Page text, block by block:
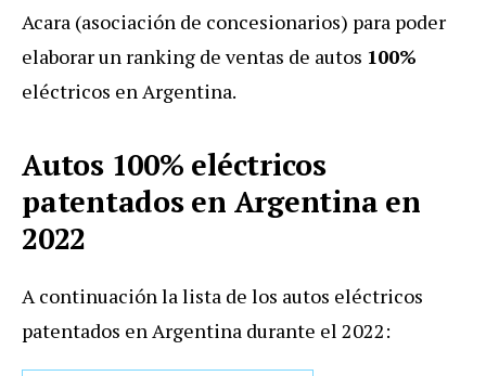
Acara (asociación de concesionarios) para poder
elaborar un ranking de ventas de autos 100%
eléctricos en Argentina.
Autos 100% eléctricos
patentados en Argentina en
2022
A continuación la lista de los autos eléctricos
patentados en Argentina durante el 2022: